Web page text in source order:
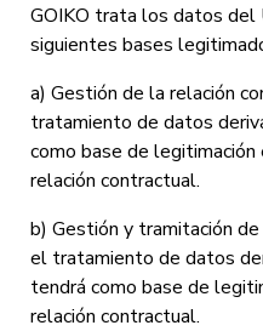
GOIKO trata los datos del
siguientes bases
a) Gestión de la relación
tratamiento de datos
como base de
relación contractual.
b) Gestión y tramitación
el tratamiento de datos
tendrá como base de
relación contractual.